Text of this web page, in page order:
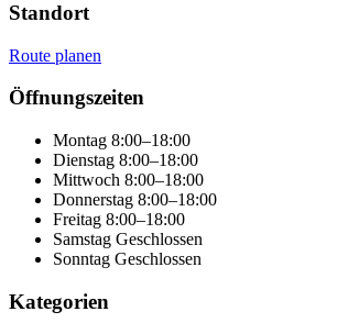
Standort
Route planen
+
Öffnungszeiten
Montag 8:00–18:00
Dienstag 8:00–18:00
Mittwoch 8:00–18:00
Donnerstag 8:00–18:00
Freitag 8:00–18:00
Samstag Geschlossen
Sonntag Geschlossen
Kategorien